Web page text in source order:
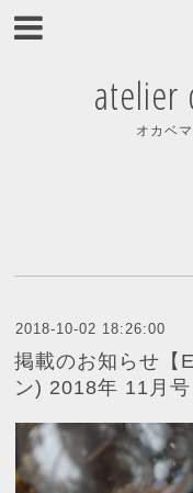
atelier
オカベ
2018-10-02 18:26:00
掲載のお知らせ【
ン) 2018年 11月号